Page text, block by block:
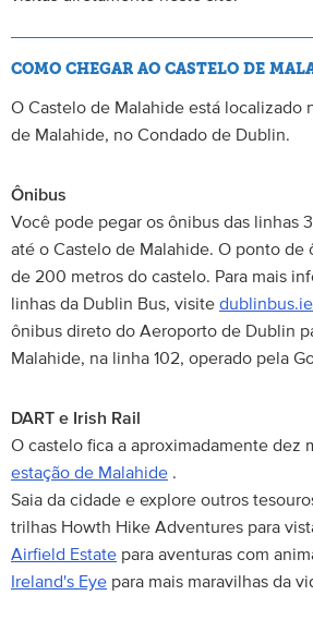
COMO CHEGAR AO CASTELO DE
O Castelo de Malahide está localizado
de Malahide, no Condado de Dublin.
Ônibus
Você pode pegar os ônibus das linhas
até o Castelo de Malahide. O ponto de
de 200 metros do castelo. Para mais
linhas da Dublin Bus, visite dublinbus.ie
ônibus direto do Aeroporto de Dublin
Malahide, na linha 102, operado pela
DART e Irish Rail
O castelo fica a aproximadamente dez
estação de Malahide .
Saia da cidade e explore outros
trilhas Howth Hike Adventures para
Airfield Estate para aventuras com
Ireland's Eye para mais maravilhas da